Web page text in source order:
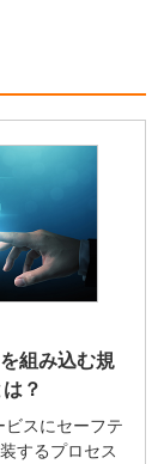
組み込む規
？
スにセーフテ
するプロセス